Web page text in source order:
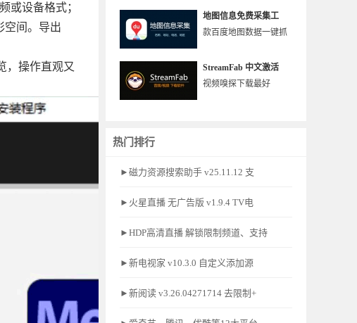
地图信息免费采集工
款百度地图数据一键抓
StreamFab 中文激活
视频嗅探下载最好
热门排行
►磁力资源搜索助手 v25.11.12 支
►火星直播 无广告版 v1.9.4 TV电
►HDP高清直播 解锁限制频道、支持
►新电视家 v10.3.0 自定义添加源
►新阅读 v3.26.04271714 去限制+
或设备格式；
空间。导出
，操作直观又